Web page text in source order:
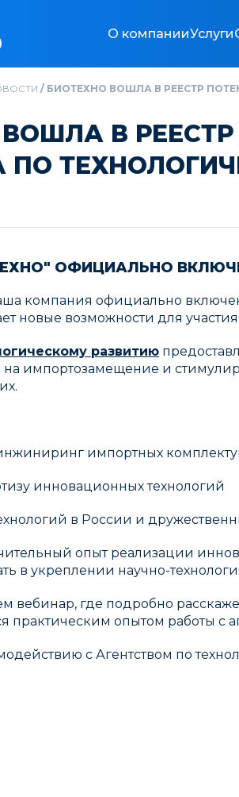
О компанииУслуги
/ БИОТЕХНО ВОШЛА В РЕЕСТР
В
ПО
ОФИЦИАЛЬНО
компания официально
новые возможности для
развитию
импортозамещение и
инжиниринг импортных
инновационных технологий
в России и
опыт реализации
в укреплении научно-
вебинар, где подробно
практическим опытом работы с
с Агентством по